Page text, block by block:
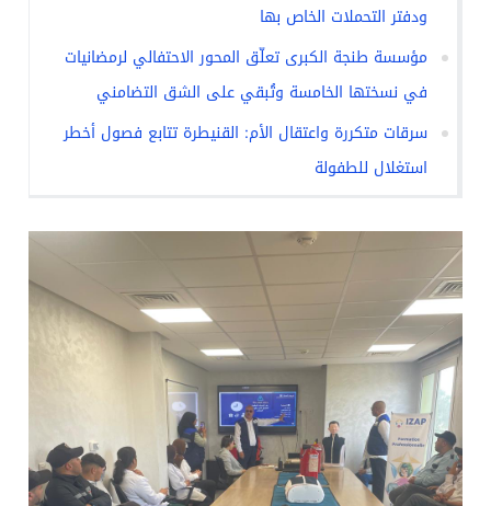
ودفتر التحملات الخاص بها
مؤسسة طنجة الكبرى تعلّق المحور الاحتفالي لرمضانيات
في نسختها الخامسة وتُبقي على الشق التضامني
سرقات متكررة واعتقال الأم: القنيطرة تتابع فصول أخطر
استغلال للطفولة